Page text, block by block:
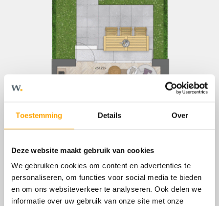
Toestemming Details Over
Deze website maakt gebruik van cookies
We gebruiken cookies om content en advertenties te
personaliseren, om functies voor social media te bieden
en om ons websiteverkeer te analyseren. Ook delen we
informatie over uw gebruik van onze site met onze